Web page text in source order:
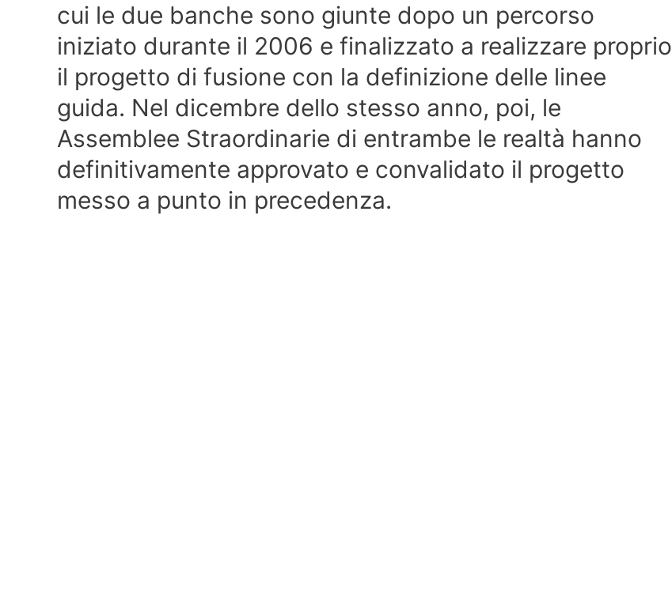
cui le due banche sono giunte dopo un percorso
iniziato durante il 2006 e finalizzato a realizzare proprio
il progetto di fusione con la definizione delle linee
guida. Nel dicembre dello stesso anno, poi, le
Assemblee Straordinarie di entrambe le realtà hanno
definitivamente approvato e convalidato il progetto
messo a punto in precedenza.